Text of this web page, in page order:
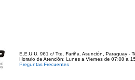
E.E.U.U. 961 c/ Tte. Fariña. Asunción, Paraguay -
Horario de Atención: Lunes a Viernes de 07:00 a
Preguntas Frecuentes